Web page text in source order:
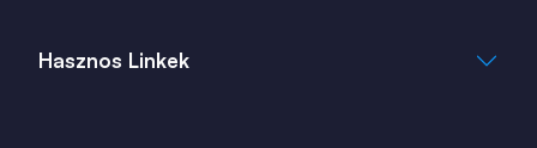
bank360.hu
Hasznos Linkek